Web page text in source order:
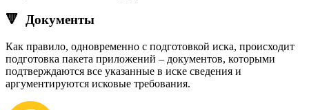
🔻 Документы
Как правило, одновременно с подготовкой иска, происходит
подготовка пакета приложений – документов, которыми
подтверждаются все указанные в иске сведения и
аргументируются исковые требования.